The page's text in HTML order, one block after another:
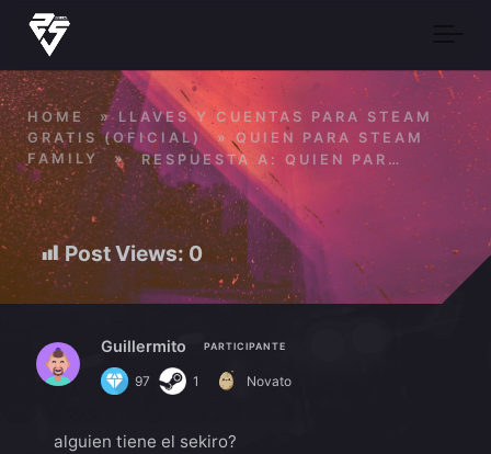
Skip to main content
Post Views: 0
HOME » LLAVES Y CUENTAS PARA STEAM
GRATIS (OFICIAL)
»
QUIEN PARA STEAM
FAMILY
» RESPUESTA A: QUIEN PARA STEAM FAMILY
Guillermito PARTICIPANTE
97 1 Novato
alguien tiene el sekiro?